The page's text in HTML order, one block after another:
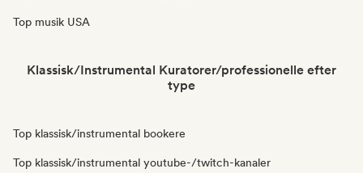
Top musik USA
Klassisk/Instrumental Kuratorer/professionelle efter
type
Top klassisk/instrumental bookere
Top klassisk/instrumental youtube-/twitch-kanaler